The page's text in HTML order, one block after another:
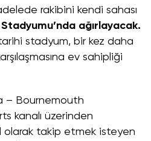
rakibini kendi sahası
ağırlayacak.
stadyum, bir kez daha
ev sahipliği
– Bournemouth
kanalı üzerinden
olarak takip etmek isteyen